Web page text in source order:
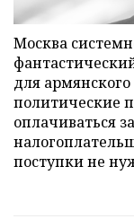
Москва
для
политические
оплачиваться
поступки не